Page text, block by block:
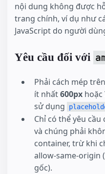
nội dung không được
trang chính, ví dụ như
JavaScript do người
Yêu cầu đối với
Phải cách mép
ít nhất600px hoặc
sử dụng
Chỉ có thể yêu cầu
và chúng phải
container, trừ khi
allow-same-origin
gốc).